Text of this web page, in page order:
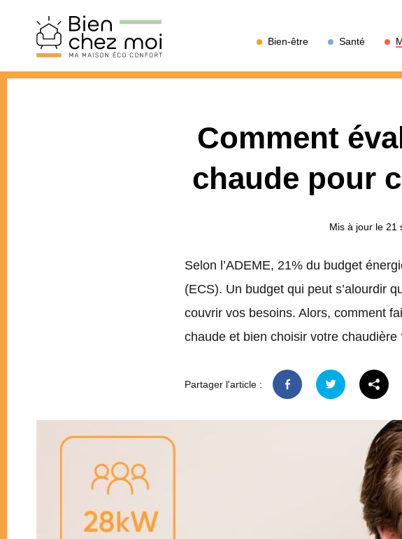
Bien-être Santé
Comment
chaude pour
Mis à jour le 21
Selon l’ADEME, 21% du budget
(ECS). Un budget qui peut s’alourdir
couvrir vos besoins. Alors, comment
chaude et bien choisir votre
Partager l'article :